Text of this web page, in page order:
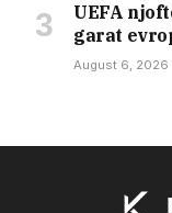
UEFA
garat
August 6, 2026